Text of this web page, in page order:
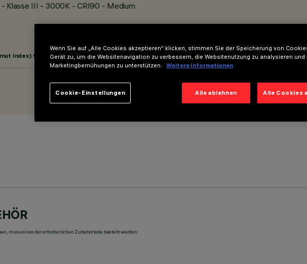
Klasse III - 3000K - CRI90 - Medium
Index) 99
muss eines der erforderlichen Zubehörteile bestellt werden:
Wenn Sie auf „Alle Cookies akzeptieren“ klicken, stimmen Sie der Speicherung von
Gerät zu, um die Websitenavigation zu verbessern, die Websitenutzung zu analysieren und
Marketingbemühungen zu unterstützen.
Weitere Informationen
Alle ablehnen Alle Cookies
Cookie-Einstellungen